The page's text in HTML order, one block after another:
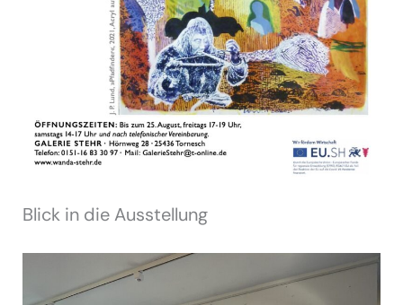
Blick in die Ausstellung